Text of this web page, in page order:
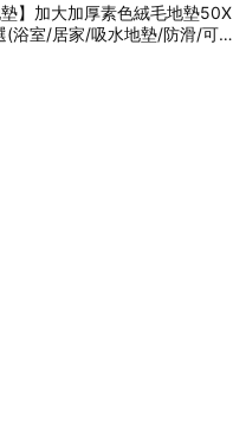
】加大加厚素色絨毛地墊50X
浴室/居家/吸水地墊/防滑/可機